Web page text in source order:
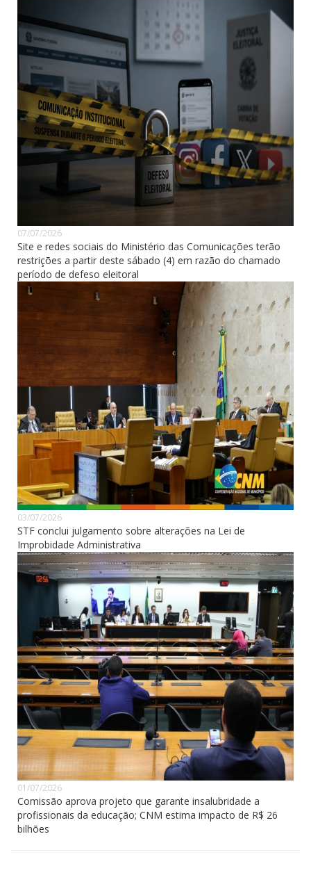
07/07/2026
Site e redes sociais do Ministério das Comunicações terão
restrições a partir deste sábado (4) em razão do chamado
período de defeso eleitoral
03/07/2026
STF conclui julgamento sobre alterações na Lei de
Improbidade Administrativa
01/07/2026
Comissão aprova projeto que garante insalubridade a
profissionais da educação; CNM estima impacto de R$ 26
bilhões